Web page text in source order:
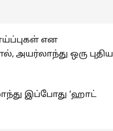
என
அயர்லாந்து ஒரு புதிய
இப்போது ‘ஹாட்